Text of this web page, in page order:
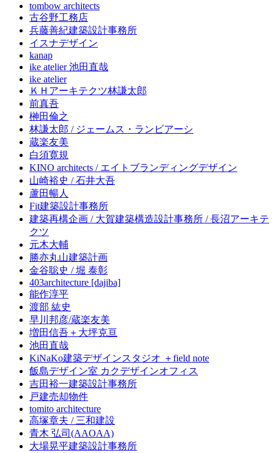
tombow architects
古谷野工務店
兵藤善紀建築設計事務所
イスナデザイン
kanap
ike atelier 池田直哉
ike atelier
ＫＨアーキテクツ林謙太郎
前真吾
榊田倫之
林謙太郎 / ジェームス・ランビアーシ
蔵楽友美
白須寛規
KINO architects / エイトブランディングデザイン
山崎裕史 / 石井大吾
蘆田暢人
Fit建築設計事務所
建築再構企画 / 大賀建築構造設計事務所 / 長沼アーキテ
クツ
元木大輔
勝亦丸山建築計画
金谷聡史 / 堀 泰彰
403architecture [dajiba]
能作淳平
渡部 紘史
早川邦彦/蔵楽友美
増田信吾＋大坪克亘
池田直哉
KiNaKo建築デザインスタジオ ＋field note
飯島デザイン室 カクデザインオフィス
吉田裕一建築設計事務所
戸建売却物件
tomito architecture
高塚章夫 / 三和建設
青木 弘司(AAOAA)
大場晃平建築設計事務所